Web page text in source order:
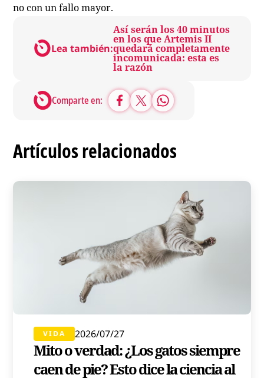
no con un fallo mayor.
Lea también:
Así serán los 40 minutos
en los que Artemis II
quedará completamente
incomunicada: esta es
la razón
Comparte en:
Artículos relacionados
VIDA 2026/07/27
Mito o verdad: ¿Los gatos siempre
caen de pie? Esto dice la ciencia al